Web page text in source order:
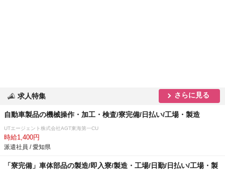
求人特集 さらに見る
自動車製品の機械操作・加工・検査/寮完備/日払い/工場・製造
UTエージェント株式会社AGT東海第一CU
時給1,400円
派遣社員 / 愛知県
「寮完備」車体部品の製造/即入寮/製造・工場/日勤/日払い/工場・製